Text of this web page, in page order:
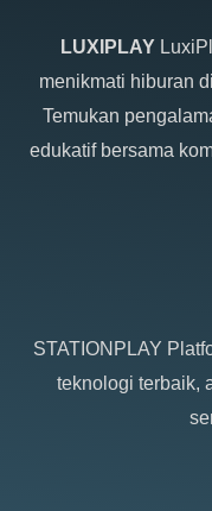
LUXIPLAY
menikmati hiburan
Temukan
edukatif bersama
STATIONPLAY
teknologi terbaik,